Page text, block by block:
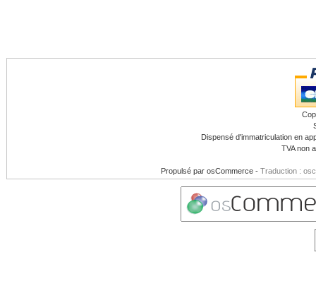
Dispensé d'immatriculation en
TVA non
Propulsé par osCommerce - Traduction :